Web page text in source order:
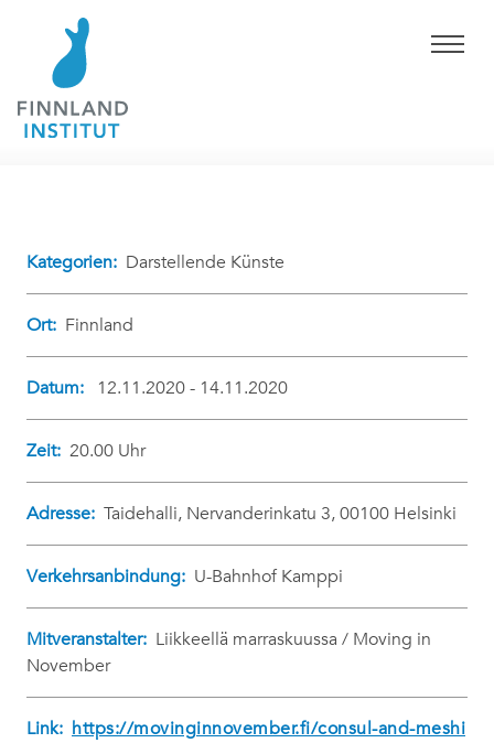
Kategorien: Darstellende Künste
Ort: Finnland
Datum: 12.11.2020 - 14.11.2020
Zeit: 20.00 Uhr
Adresse: Taidehalli, Nervanderinkatu 3, 00100 Helsinki
Verkehrsanbindung: U-Bahnhof Kamppi
Mitveranstalter: Liikkeellä marraskuussa / Moving in
November
Link: https://movinginnovember.fi/consul-and-meshi